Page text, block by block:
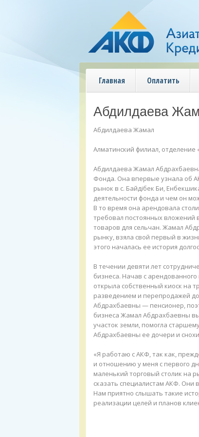
Главная Оплатить
Абдилдаева
Абдилдаева Жамал
Алматинский филиал, отделение
Абдилдаева Жамал
Фонда. Она впервые узнала об
рынок в с. Байдібек Би,
деятельности фонда и чем он
В то время она арендовала
требовал постоянных вложений
товаров для сельчан. Жамал
рынку, взяла свой первый в
этого началась ее история
В течении девяти лет
бизнеса. Начав с
открыла собственный киоск на
разведением и перепродажей
Абдрахбаевны — пенсионер,
бизнеса Жамал Абдрахбаевны
участок земли, помогла
Абдрахбаевны ее дочери и
«Я работаю с АКФ, так как,
и отношению у меня с первого
маленький торговый столик на
сказать специалистам АКФ. Они
Нам приятно слышать такие
реализации целей и планов